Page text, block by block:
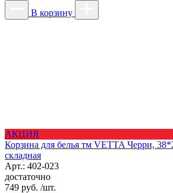
В корзину
АКЦИЯ
Корзина для белья тм VETTA Черри,
складная
Арт.: 402-023
достаточно
749 руб. /шт.